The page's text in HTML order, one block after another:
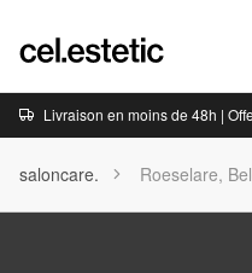
Livraison en moins de 48h |
saloncare. Roeselare,